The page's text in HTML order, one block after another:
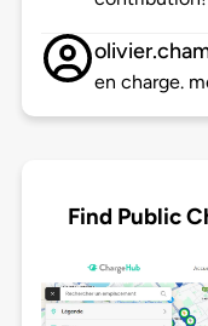
en charge.
Find Public